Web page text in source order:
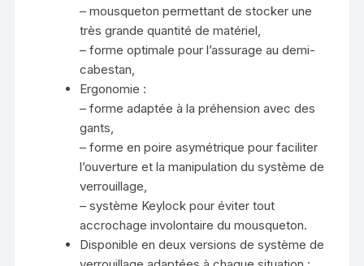
– mousqueton permettant de stocker une
très grande quantité de matériel,
– forme optimale pour l’assurage au demi-
cabestan,
Ergonomie :
– forme adaptée à la préhension avec des
gants,
– forme en poire asymétrique pour faciliter
l’ouverture et la manipulation du système de
verrouillage,
– système Keylock pour éviter tout
accrochage involontaire du mousqueton.
Disponible en deux versions de système de